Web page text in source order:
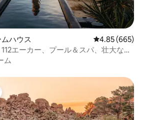
ハウス レビュー665
4.85 (665)
エーカー、プール＆スパ、壮大な景
ム
スです。